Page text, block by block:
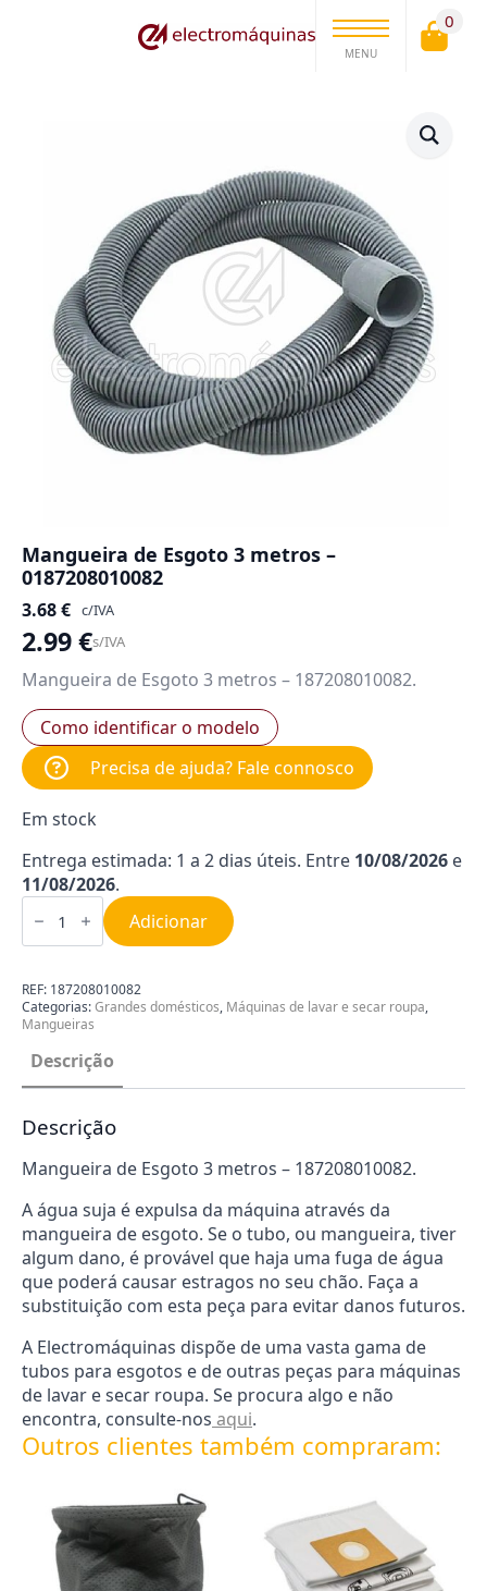
MENU
0
Mangueira de Esgoto 3 metros –
0187208010082
3.68€ c/IVA
2.99€s/IVA
Mangueira de Esgoto 3 metros – 187208010082.
Como identificar o modelo
Precisa de ajuda? Fale connosco
Em stock
Entrega estimada: 1 a 2 dias úteis. Entre 10/08/2026 e
11/08/2026.
Quantidade
de
de
3
metros
-
0187208010082
Adicionar
REF: 187208010082
Categorias:Grandes domésticos, Máquinas de lavar e secar roupa,
Mangueiras
Descrição
Descrição
Mangueira de Esgoto 3 metros – 187208010082.
A água suja é expulsa da máquina através da
mangueira de esgoto. Se o tubo, ou mangueira, tiver
algum dano, é provável que haja uma fuga de água
que poderá causar estragos no seu chão. Faça a
substituição com esta peça para evitar danos futuros.
A Electromáquinas dispõe de uma vasta gama de
tubos para esgotos e de outras peças para máquinas
de lavar e secar roupa. Se procura algo e não
encontra, consulte-nos aqui.
Outros clientes também compraram: